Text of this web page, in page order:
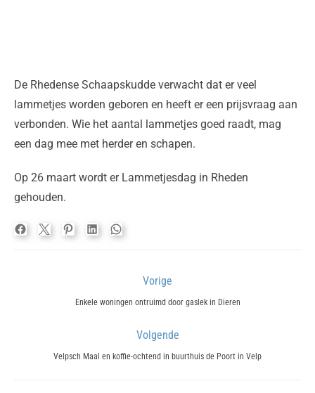
De Rhedense Schaapskudde verwacht dat er veel
lammetjes worden geboren en heeft er een prijsvraag aan
verbonden. Wie het aantal lammetjes goed raadt, mag
een dag mee met herder en schapen.
Op 26 maart wordt er Lammetjesdag in Rheden
gehouden.
Vorige
Previous
Enkele woningen ontruimd door gaslek in Dieren
Volgende
Next
Velpsch Maal en koffie-ochtend in buurthuis de Poort in Velp